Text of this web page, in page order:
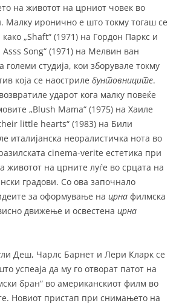
на животот на црниот човек во
Малку иронично е што токму тогаш се
„Shaft“ (1971) на Гордон Паркс и
Asss Song“ (1971) на Мелвин ван
студија, кои зборувале токму
која се наостриле бунтовниците.
ударот кога малку повеќе
„Blush Mama“ (1975) на Хаиле
little hearts“ (1983) на Били
италијанска неоралистичка нота во
cinema-verite естетика при
животот на црните луѓе во срцата на
градови. Со ова започнало
за оформување на црна филмска
движење и освестена црна
Деш, Чарлс Барнет и Лери Кларк се
успеаја да му го отворат патот на
бран“ во американскиот филм во
Новиот пристап при снимањето на